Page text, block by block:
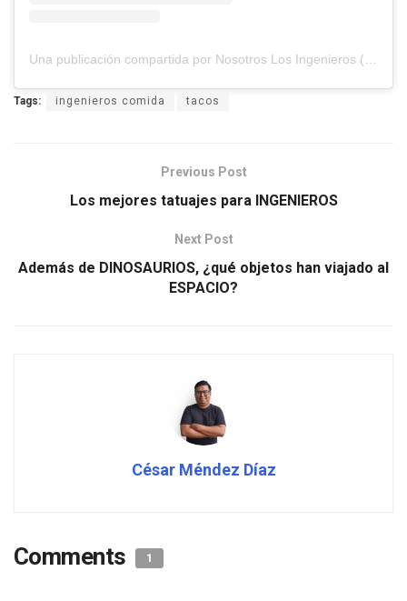
Una publicación compartida por Nosotros Los Ingenieros (@nosotros.los.ingenieros)
Tags: ingenieros comida tacos
Previous Post
Los mejores tatuajes para INGENIEROS
Next Post
Además de DINOSAURIOS, ¿qué objetos han viajado al
ESPACIO?
César Méndez Díaz
Comments 1